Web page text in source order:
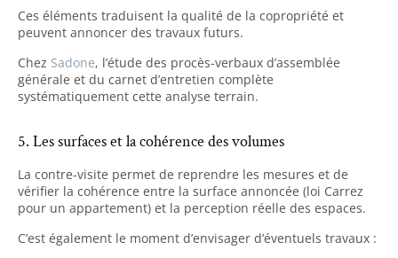
Ces éléments traduisent la qualité de la copropriété et
peuvent annoncer des travaux futurs.
Chez Sadone, l’étude des procès-verbaux d’assemblée
générale et du carnet d’entretien complète
systématiquement cette analyse terrain.
5. Les surfaces et la cohérence des volumes
La contre-visite permet de reprendre les mesures et de
vérifier la cohérence entre la surface annoncée (loi Carrez
pour un appartement) et la perception réelle des espaces.
C’est également le moment d’envisager d’éventuels travaux :